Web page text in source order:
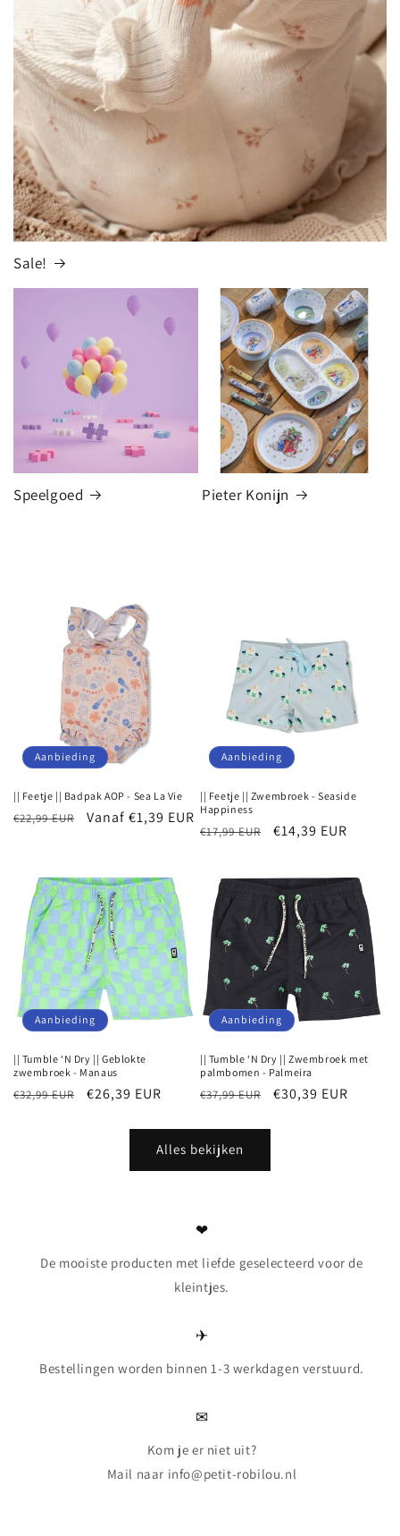
Sale!
Speelgoed Pieter Konijn
Aanbieding
|| Feetje || Badpak AOP - Sea La Vie
Normale
€22,99 EUR Aanbiedingsprijs
Vanaf €1,39 EUR
Aanbieding
|| Feetje || Zwembroek - Seaside
Happiness
Normale
€17,99 EUR Aanbiedingsprijs
€14,39 EUR
Aanbieding
|| Tumble ‘N Dry || Geblokte
zwembroek - Manaus
Normale
€32,99 EUR Aanbiedingsprijs
€26,39 EUR
Aanbieding
|| Tumble ‘N Dry || Zwembroek met
palmbomen - Palmeira
Normale
€37,99 EUR Aanbiedingsprijs
€30,39 EUR
Alles bekijken
❤
De mooiste producten met liefde geselecteerd voor de
kleintjes.
✈
Bestellingen worden binnen 1-3 werkdagen verstuurd.
✉
Kom je er niet uit?
Mail naar info@petit-robilou.nl